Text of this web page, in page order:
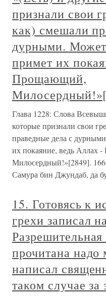
признали свои
как) смешали
дурными.
примет их
Прощающий,
Глава 1228: Слова
которые признали свои
праведные дела с
их покаяние, ведь Аллах
Милосердный!»[2849].
Самура бин Джундаб, да
15. Готовясь к
грехи записал
прочитана надо
написал
таком случае за